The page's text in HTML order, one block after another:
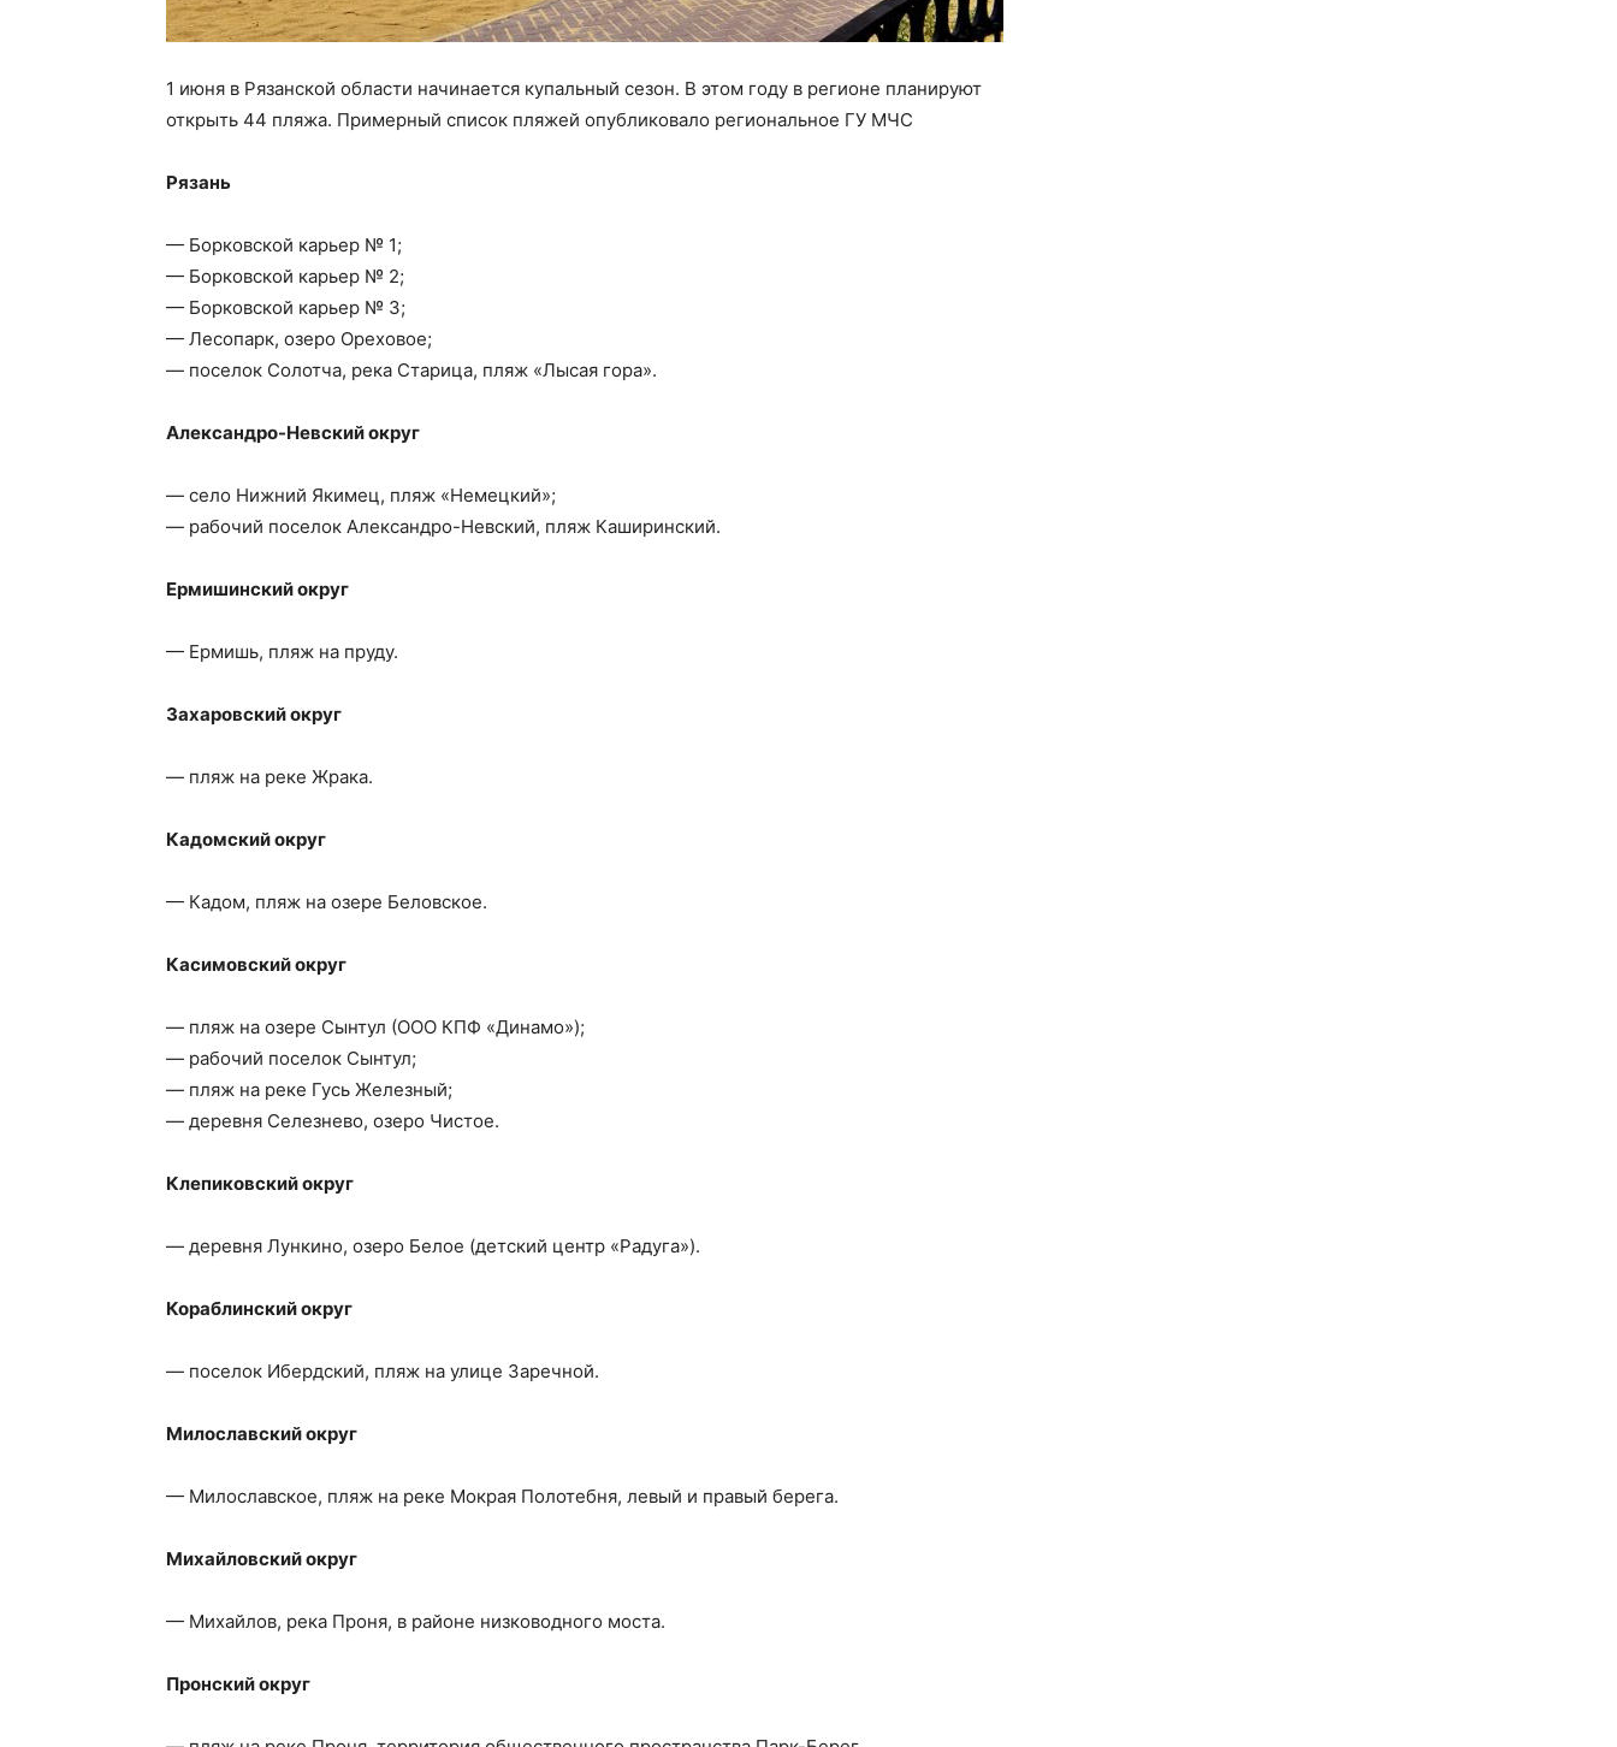
1 июня в Рязанской области начинается купальный сезон. В этом году в регионе планируют
открыть 44 пляжа. Примерный список пляжей опубликовало региональное ГУ МЧС
Рязань
— Борковской карьер № 1;
— Борковской карьер № 2;
— Борковской карьер № 3;
— Лесопарк, озеро Ореховое;
— поселок Солотча, река Старица, пляж «Лысая гора».
Александро-Невский округ
— село Нижний Якимец, пляж «Немецкий»;
— рабочий поселок Александро-Невский, пляж Каширинский.
Ермишинский округ
— Ермишь, пляж на пруду.
Захаровский округ
— пляж на реке Жрака.
Кадомский округ
— Кадом, пляж на озере Беловское.
Касимовский округ
— пляж на озере Сынтул (ООО КПФ «Динамо»);
— рабочий поселок Сынтул;
— пляж на реке Гусь Железный;
— деревня Селезнево, озеро Чистое.
Клепиковский округ
— деревня Лункино, озеро Белое (детский центр «Радуга»).
Кораблинский округ
— поселок Ибердский, пляж на улице Заречной.
Милославский округ
— Милославское, пляж на реке Мокрая Полотебня, левый и правый берега.
Михайловский округ
— Михайлов, река Проня, в районе низководного моста.
Пронский округ